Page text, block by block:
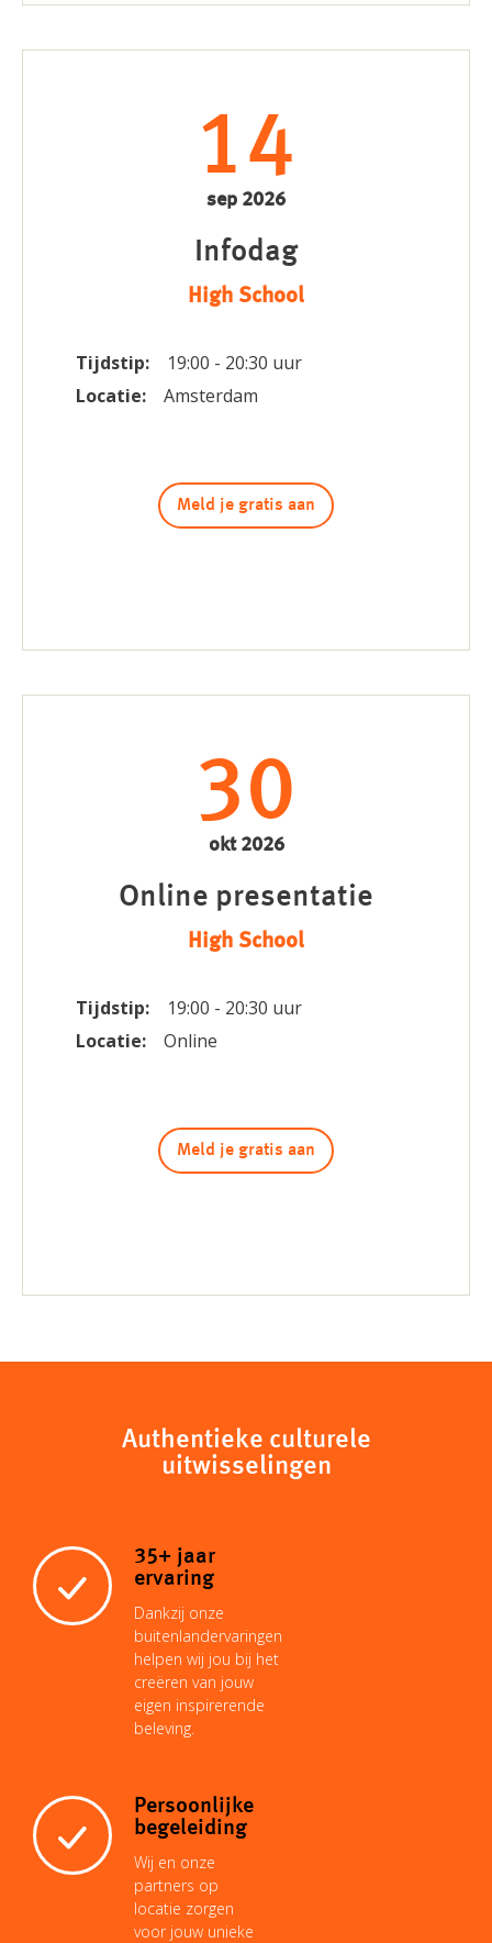
14
sep 2026
Infodag
High School
Tijdstip:
19:00 - 20:30 uur
Locatie:
Amsterdam
Meld je gratis aan
30
okt 2026
Online presentatie
High School
Tijdstip:
19:00 - 20:30 uur
Locatie:
Online
Meld je gratis aan
Authentieke culturele
uitwisselingen
35+ jaar
ervaring
Dankzij onze
buitenlandervaringen
helpen wij jou bij het
creëren van jouw
eigen inspirerende
beleving.
Persoonlijke
begeleiding
Wij en onze
partners op
locatie zorgen
voor jouw unieke